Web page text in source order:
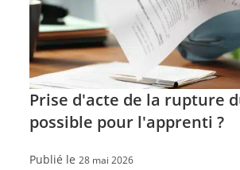
Prise d'acte de la rupture
possible pour l'apprenti ?
Publié le 28 mai 2026